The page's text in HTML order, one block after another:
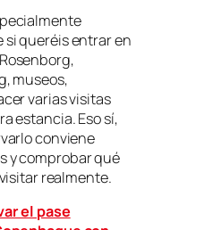
si queréis entrar en
museos,
varias visitas
estancia. Eso sí,
conviene
y comprobar qué
realmente.
el pase